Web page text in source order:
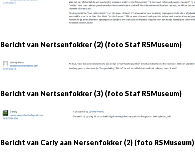
Bericht van Nertsenfokker (2) (foto Staf RSMuseum)
Bericht van Nertsenfokker (3) (foto Staf RSMuseum)
Bericht van Carly aan Nersenfokker (2) (foto RSMuseum)